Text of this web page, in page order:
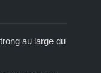
au large du